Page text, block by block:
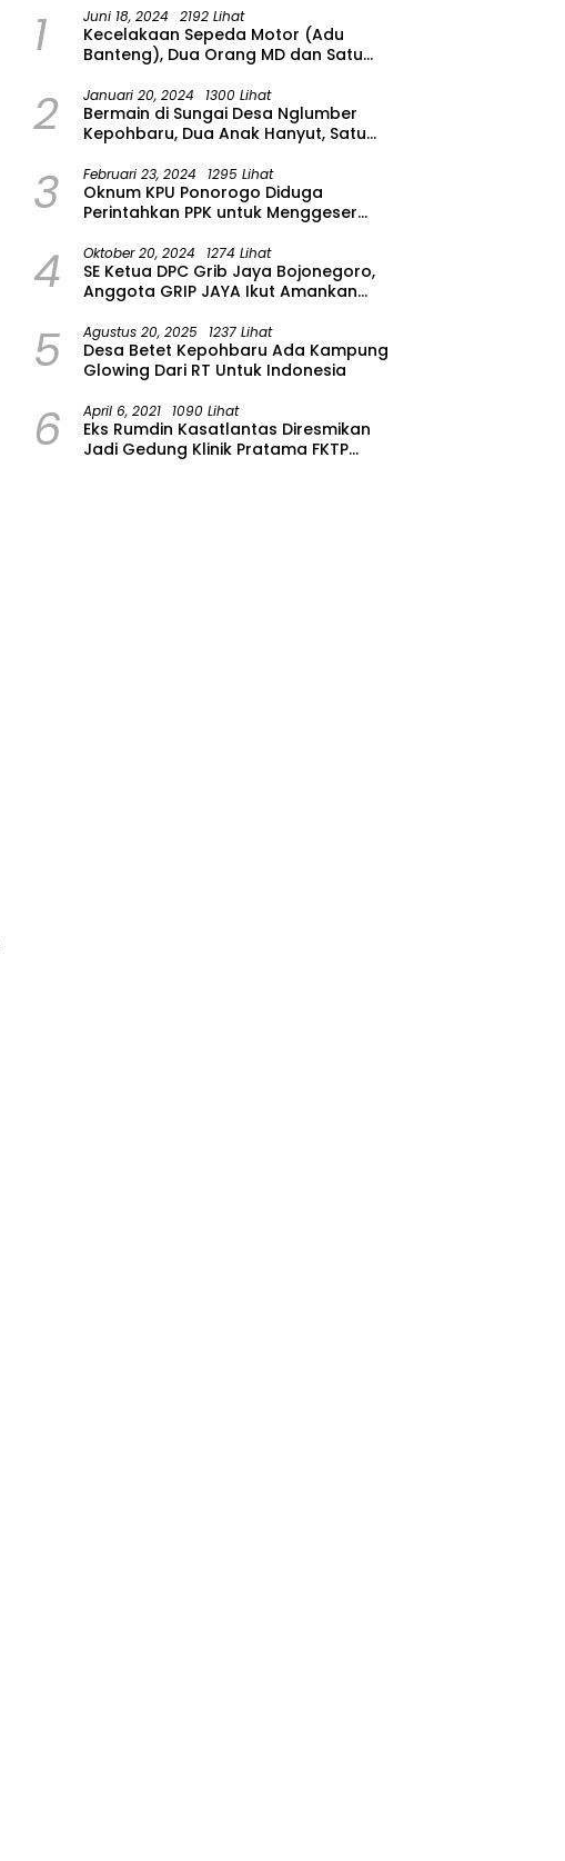
1 Juni 18, 2024 2192 Lihat
Kecelakaan Sepeda Motor (Adu
Banteng), Dua Orang MD dan Satu
2 Januari 20, 2024 1300 Lihat
Bermain di Sungai Desa Nglumber
Kepohbaru, Dua Anak Hanyut, Satu
Masih Dalam Pencarian
3 Februari 23, 2024 1295 Lihat
Oknum KPU Ponorogo Diduga
Perintahkan PPK untuk Menggeser
Provinsi Asal Partai Gerindra
4 Oktober 20, 2024 1274 Lihat
SE Ketua DPC Grib Jaya Bojonegoro,
Anggota GRIP JAYA Ikut Amankan
Wilayah Bojonegoro
5 Agustus 20, 2025 1237 Lihat
Desa Betet Kepohbaru Ada Kampung
Glowing Dari RT Untuk Indonesia
6 April 6, 2021 1090 Lihat
Eks Rumdin Kasatlantas Diresmikan
Jadi Gedung Klinik Pratama FKTP